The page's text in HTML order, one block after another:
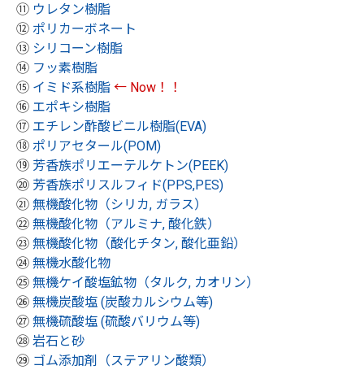
⑪ ウレタン樹脂
⑫ ポリカーボネート
⑬ シリコーン樹脂
⑭ フッ素樹脂
⑮ イミド系樹脂 ← Now！！
⑯ エポキシ樹脂
⑰ エチレン酢酸ビニル樹脂(EVA)
⑱ ポリアセタール(POM)
⑲ 芳香族ポリエーテルケトン(PEEK)
⑳ 芳香族ポリスルフィド(PPS,PES)
㉑ 無機酸化物（シリカ, ガラス）
㉒ 無機酸化物（アルミナ, 酸化鉄）
㉓ 無機酸化物（酸化チタン, 酸化亜鉛）
㉔ 無機水酸化物
㉕ 無機ケイ酸塩鉱物（タルク, カオリン）
㉖ 無機炭酸塩 (炭酸カルシウム等)
㉗ 無機硫酸塩 (硫酸バリウム等)
㉘ 岩石と砂
㉙ ゴム添加剤（ステアリン酸類）